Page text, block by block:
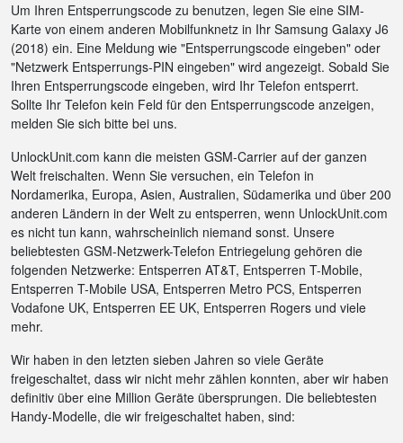
Um Ihren Entsperrungscode zu benutzen, legen Sie eine SIM-
Karte von einem anderen Mobilfunknetz in Ihr Samsung Galaxy J6
(2018) ein. Eine Meldung wie "Entsperrungscode eingeben" oder
"Netzwerk Entsperrungs-PIN eingeben" wird angezeigt. Sobald Sie
Ihren Entsperrungscode eingeben, wird Ihr Telefon entsperrt.
Sollte Ihr Telefon kein Feld für den Entsperrungscode anzeigen,
melden Sie sich bitte bei uns.
UnlockUnit.com kann die meisten GSM-Carrier auf der ganzen
Welt freischalten. Wenn Sie versuchen, ein Telefon in
Nordamerika, Europa, Asien, Australien, Südamerika und über 200
anderen Ländern in der Welt zu entsperren, wenn UnlockUnit.com
es nicht tun kann, wahrscheinlich niemand sonst. Unsere
beliebtesten GSM-Netzwerk-Telefon Entriegelung gehören die
folgenden Netzwerke: Entsperren AT&T, Entsperren T-Mobile,
Entsperren T-Mobile USA, Entsperren Metro PCS, Entsperren
Vodafone UK, Entsperren EE UK, Entsperren Rogers und viele
mehr.
Wir haben in den letzten sieben Jahren so viele Geräte
freigeschaltet, dass wir nicht mehr zählen konnten, aber wir haben
definitiv über eine Million Geräte übersprungen. Die beliebtesten
Handy-Modelle, die wir freigeschaltet haben, sind: